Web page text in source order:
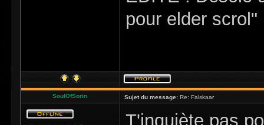
pour elder scrol"
SoulOfSorin Sujet du message: Re: Falskaar
T'inquiète pas